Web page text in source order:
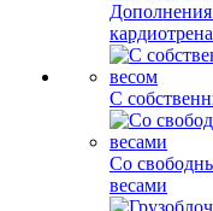
С
Со
весами